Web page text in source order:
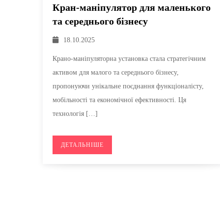
Кран-маніпулятор для маленького
та середнього бізнесу
18.10.2025
Крано-маніпуляторна установка стала стратегічним
активом для малого та середнього бізнесу,
пропонуючи унікальне поєднання функціоналісту,
мобільності та економічної ефективності. Ця
технологія […]
ДЕТАЛЬНІШЕ